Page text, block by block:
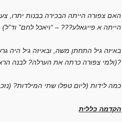
הייתה א פייגאלע??? – “ויאכל לחם” וד”ל)
(ולמי צפורה כרתה את הערלה? לבנה הראשון? השני? ואולי לבעלה)?
4. כמה לידות (ליום טפלו שתי המילדות?
הקדמה כללית